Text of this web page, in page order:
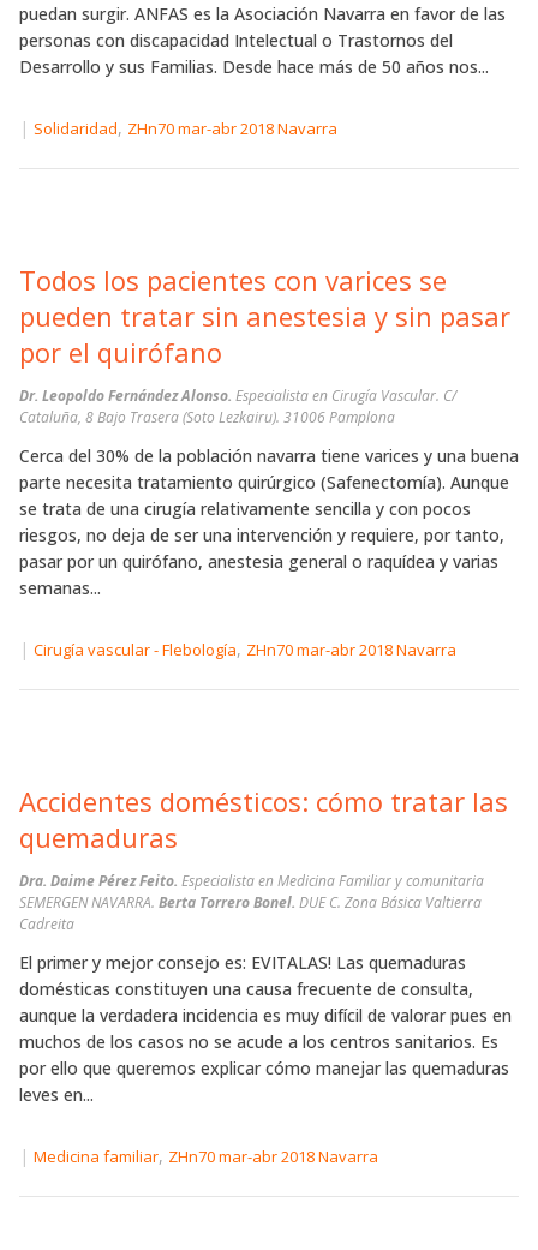
puedan surgir. ANFAS es la Asociación Navarra en favor de las
personas con discapacidad Intelectual o Trastornos del
Desarrollo y sus Familias. Desde hace más de 50 años nos...
| Solidaridad, ZHn70 mar-abr 2018 Navarra
Todos los pacientes con varices se
pueden tratar sin anestesia y sin pasar
por el quirófano
Dr. Leopoldo Fernández Alonso. Especialista en Cirugía Vascular. C/
Cataluña, 8 Bajo Trasera (Soto Lezkairu). 31006 Pamplona
Cerca del 30% de la población navarra tiene varices y una buena
parte necesita tratamiento quirúrgico (Safenectomía). Aunque
se trata de una cirugía relativamente sencilla y con pocos
riesgos, no deja de ser una intervención y requiere, por tanto,
pasar por un quirófano, anestesia general o raquídea y varias
semanas...
| Cirugía vascular - Flebología, ZHn70 mar-abr 2018 Navarra
Accidentes domésticos: cómo tratar las
quemaduras
Dra. Daime Pérez Feito. Especialista en Medicina Familiar y comunitaria
SEMERGEN NAVARRA. Berta Torrero Bonel. DUE C. Zona Básica Valtierra
Cadreita
El primer y mejor consejo es: EVITALAS! Las quemaduras
domésticas constituyen una causa frecuente de consulta,
aunque la verdadera incidencia es muy difícil de valorar pues en
muchos de los casos no se acude a los centros sanitarios. Es
por ello que queremos explicar cómo manejar las quemaduras
leves en...
| Medicina familiar, ZHn70 mar-abr 2018 Navarra